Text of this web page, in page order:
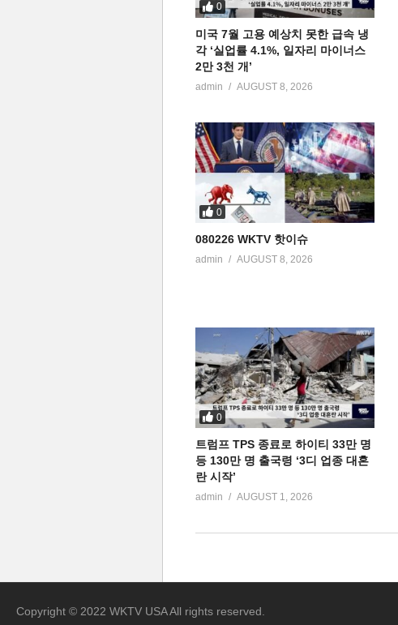
0
미국 7월 고용 예상치 못한 급속 냉
각 ‘실업률 4.1%, 일자리 마이너스
2만 3천 개’
admin AUGUST 8, 2026
0
080226 WKTV 핫이슈
admin AUGUST 8, 2026
0
트럼프 TPS 종료로 하이티 33만 명
등 130만 명 출국령 ‘3디 업종 대혼
란 시작’
admin AUGUST 1, 2026
Copyright © 2022 WKTV USA All rights reserved.